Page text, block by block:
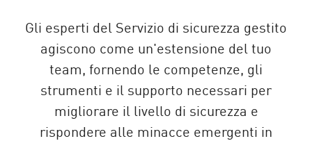
Gli esperti del Servizio di sicurezza gestito
agiscono come un'estensione del tuo
team, fornendo le competenze, gli
strumenti e il supporto necessari per
migliorare il livello di sicurezza e
rispondere alle minacce emergenti in